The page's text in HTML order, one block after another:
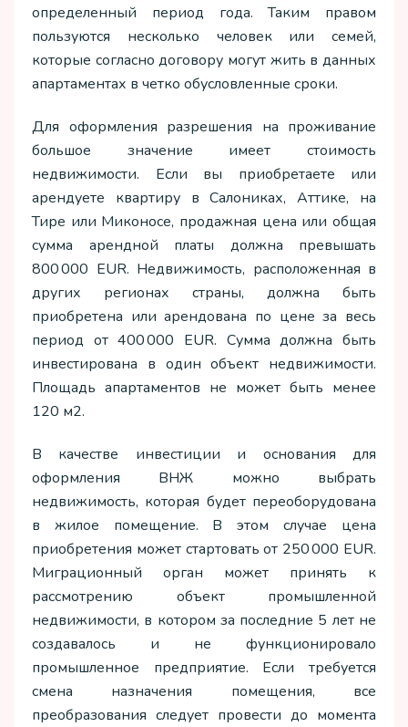
определенный период года. Таким правом
пользуются несколько человек или семей,
которые согласно договору могут жить в данных
апартаментах в четко обусловленные сроки.
Для оформления разрешения на проживание
большое значение имеет стоимость
недвижимости. Если вы приобретаете или
арендуете квартиру в Салониках, Аттике, на
Тире или Миконосе, продажная цена или общая
сумма арендной платы должна превышать
800 000 EUR. Недвижимость, расположенная в
других регионах страны, должна быть
приобретена или арендована по цене за весь
период от 400 000 EUR. Сумма должна быть
инвестирована в один объект недвижимости.
Площадь апартаментов не может быть менее
120 м2.
В качестве инвестиции и основания для
оформления ВНЖ можно выбрать
недвижимость, которая будет переоборудована
в жилое помещение. В этом случае цена
приобретения может стартовать от 250 000 EUR.
Миграционный орган может принять к
рассмотрению объект промышленной
недвижимости, в котором за последние 5 лет не
создавалось и не функционировало
промышленное предприятие. Если требуется
смена назначения помещения, все
преобразования следует провести до момента